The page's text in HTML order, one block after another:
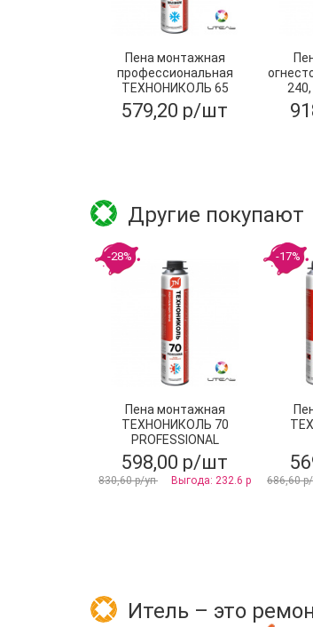
Пена монтажная
профессиональная
ТЕХНОНИКОЛЬ 65
MAXIMUM зимняя
579,20 р/шт
Другие покупают
-28%
Пена монтажная
ТЕХНОНИКОЛЬ 70
PROFESSIONAL
всесезонная
598,00 р/шт
830,60 р/уп Выгода: 232.6 р
-17%
686,60
Итель – это